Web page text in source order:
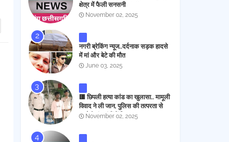
क्षेत्र में फैली सनसनी
November 02, 2025
नगरी ब्रेकिंग न्यूज..दर्दनाक सड़क हादसे
में मां और बेटे की मौत
June 03, 2025
🟥 छिपली हत्या कांड का खुलासा.. मामूली
विवाद ने ली जान, पुलिस की तत्परता से
आरोपी चंद घंटों में गिरफ्तार
November 02, 2025